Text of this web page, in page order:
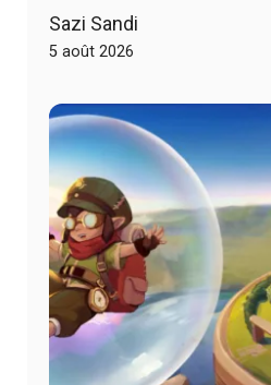
Sazi Sandi
5 août 2026